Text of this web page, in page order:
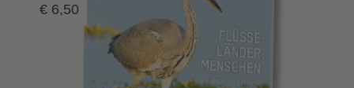
€ 6,50